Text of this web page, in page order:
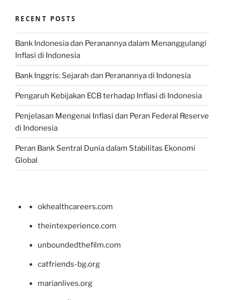
RECENT POSTS
Bank Indonesia dan Peranannya dalam Menanggulangi
Inflasi di Indonesia
Bank Inggris: Sejarah dan Peranannya di Indonesia
Pengaruh Kebijakan ECB terhadap Inflasi di Indonesia
Penjelasan Mengenai Inflasi dan Peran Federal Reserve
di Indonesia
Peran Bank Sentral Dunia dalam Stabilitas Ekonomi
Global
okhealthcareers.com
theintexperience.com
unboundedthefilm.com
catfriends-bg.org
marianlives.org